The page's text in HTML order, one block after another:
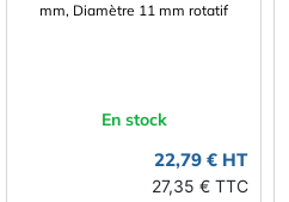
mm, Diamètre 11 mm rotatif
En stock
22,79 € HT
27,35 € TTC